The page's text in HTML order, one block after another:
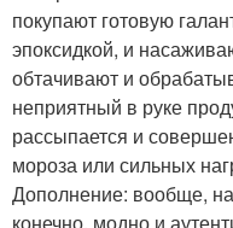
покупают готовую
эпоксидкой, и
обтачивают и
неприятный в руке
рассыпается и
мороза или сильных
Дополнение: вообще,